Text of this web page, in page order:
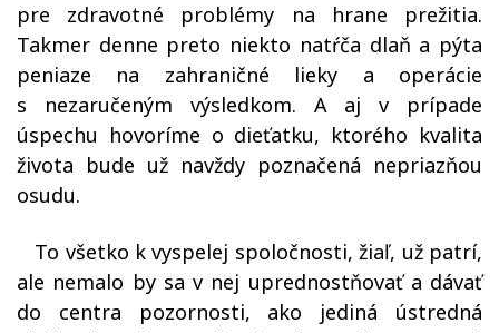
pre zdravotné problémy na hrane prežitia.
Takmer denne preto niekto natŕča dlaň a pýta
peniaze na zahraničné lieky a operácie
s nezaručeným výsledkom. A aj v prípade
úspechu hovoríme o dieťatku, ktorého kvalita
života bude už navždy poznačená nepriazňou
osudu.
To všetko k vyspelej spoločnosti, žiaľ, už patrí,
ale nemalo by sa v nej uprednostňovať a dávať
do centra pozornosti, ako jediná ústredná